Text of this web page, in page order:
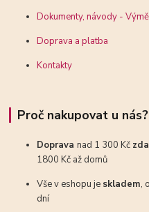
Dokumenty, návody -
Doprava a platba
Kontakty
Proč nakupovat u nás?
Dopravanad 1 300 Kč
1800 Kč až domů
Vše v eshopu je skladem,
dní